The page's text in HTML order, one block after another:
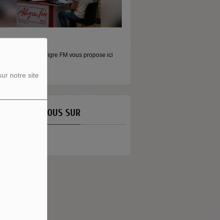
notre site
baladeurs Aligre FM vous propose ici
NOUS SUR